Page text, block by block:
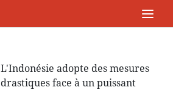
L'Indonésie adopte des mesures
drastiques face à un puissant